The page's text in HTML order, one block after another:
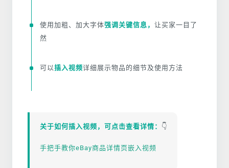
使用加粗、加大字体强调关键信息， 让买家一目了
然
可以插入视频详细展示物品的细节及使用方法
关于如何插入视频，可点击查看详情： 👇
手把手教你eBay商品详情页嵌入视频